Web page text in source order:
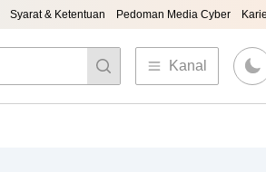
Syarat & Ketentuan Pedoman Media Cyber
Kanal